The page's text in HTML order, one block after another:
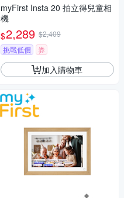
myFirst Insta 20 拍立得兒童相
機
$2,289 $2,409
挑戰低價
券
加入購物車